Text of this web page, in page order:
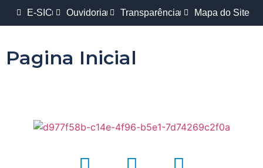
E-SIC Ouvidoria Transparência Mapa do Site
Pagina Inicial